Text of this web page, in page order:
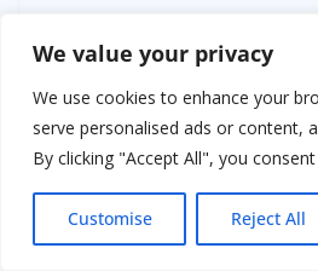
We value your privacy
We use cookies to enhance your
serve personalised ads or content,
By clicking "Accept All", you
Customise Reject All
Следственная группа
перерывов. Были направлены
регионы, где ранее проживал
Проверяли архивы,
перемещений с нераскрытыми
несовершеннолетних.
Пожилого мужчину вызвали на